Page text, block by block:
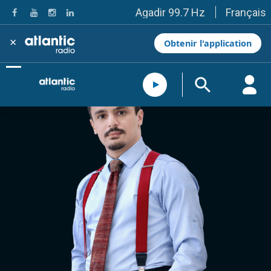
Agadir 99.7 Hz
Tanger 103.3 Hz
Tétouan 87.8 Hz
Fès 98.8 Hz
Meknès 97.2 Hz
El Jadida 97.3
Settat 104,6
Essaouira 96.6
Taounate 95.6
Tiznit 103.1
SkhourRhamna 92.2
Taroudant 104.9
Guelmim 91.9
Tan-Tan 95.2
Tafraout 104.9
Casablanca 92.5 Hz
Rabat, Salé 106.9 Hz
Marrakech 90.5 Hz
Français
× Obtenir l'application